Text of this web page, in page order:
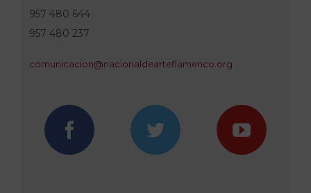
957 480 644
957 480 237
comunicacion@nacionaldearteflamenco.org